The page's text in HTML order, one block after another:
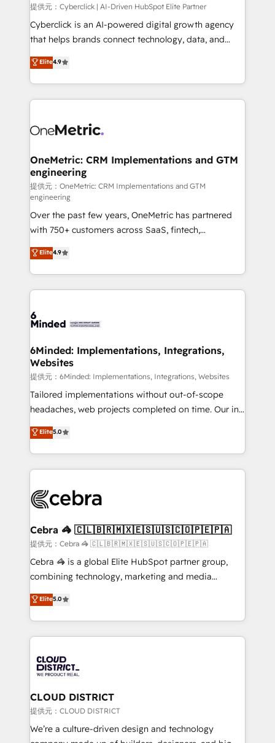
提供元：Cyberclick | AI-Driven HubSpot Elite Partner
Cyberclick is an AI-powered digital growth agency
that helps brands connect technology, data, and
creativity to achieve measurable results. Founded in
Barcelona and operating across Spain, LATAM, and
the UK, we support global companies in building
smarter marketing, sales, and customer success
Iberia (Spain & Portugal), we combine human insight
growth. Our multidisciplinary team designs solutions
that simplify complexity, boost performance, and
turn innovation into real impact. 🌍 Highlights •
HubSpot Partner since 2012 • 2022 EMEA Impact
Award: Best Integration • 150+ successful HubSpot
projects • Clients in 30+ industries • Proprietary
technology for integrations • Multilingual team:
English, Spanish, Portuguese & Italian 👉 Grow
smarter with AI and HubSpot.
Elite4.9
OneMetric: CRM Implementations and GTM
engineering
提供元：OneMetric: CRM Implementations and GTM
engineering
Over the past few years, OneMetric has partnered
with 750+ customers across SaaS, fintech,
healthcare, real estate, and other industries. With
150+ HubSpot-certified experts, we deliver scalable
solutions to complex GTM and RevOps challenges.
Our Expertise 🔹 Onboarding & Implementation:
tailored to your GTM motion. 🔹 Migrations:
from other CRMs to HubSpot without data loss or
downtime. 🔹 RevOps Strategy: Align teams,
processes, and data to drive revenue efficiency. 🔹
Integrations: Connect HubSpot with your tech stack
for better adoption. 🔹 Custom Solutions: Build
SOC 2 Type II and ISO 27001 certified, reinforcing
our commitment to data security and compliance. At
Elite4.9
6Minded: Implementations, Integrations,
Websites
提供元：6Minded: Implementations, Integrations, Websites
Tailored implementations without out-of-scope
headaches, web projects completed on time. Our in-
house team of certified CRM architects, experts,
developers, designers, and marketers handles all
aspects of your HubSpot. ✨ 400+ global clients ✨
100+ seamless migrations from 15+ different CRMs
implementations, and 5,000+ pages ✨ CS: Clients
CS: 245% organic growth & +751% new visitors for a
full-funnel HubSpot project ✨ CS: 415% conversion
boost with a new HubSpot site Recognized leaders:
🏆 HubSpot Platform Migration Impact Award 🏆
Inbound Campaign of the Year 🏆 Gold AVA Digital
Award for Best Website 🌟 Accreditations: CRM
Elite5.0
Cebra 🦓 🇨🇱🇧🇷🇲🇽🇪🇸🇺🇸🇨🇴🇵🇪🇵🇦
提供元：Cebra 🦓 🇨🇱🇧🇷🇲🇽🇪🇸🇺🇸🇨🇴🇵🇪🇵🇦
Cebra 🦓 is a global Elite HubSpot partner group,
combining technology, marketing and media
expertise across Latin America and Southern
Europe, with teams across 7 countries. Born in Chile,
we combine local insight with international reach to
help businesses grow through technology, creativity,
500+ HubSpot implementations, building end-to-
end solutions that integrate CRM, AI automation,
inbound and loop marketing, content, and digital
creativity. Our multicultural team works in Spanish,
Portuguese, and English to design scalable strategies
that drive measurable growth. 🌎 Highlights: • 10+
Elite5.0
CLOUD DISTRICT
提供元：CLOUD DISTRICT
We’re a culture-driven design and technology